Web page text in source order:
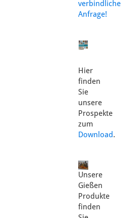
verbindliche
Anfrage!
Hier
finden
Sie
unsere
Prospekte
zum
Download.
Unsere
Gießen
Produkte
finden